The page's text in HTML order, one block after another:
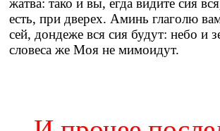
жатва: тако и вы, егда видите сия
есть, при дверех. Аминь глаголю
сей, дондеже вся сия будут: небо и
словеса же Моя не мимоидут.